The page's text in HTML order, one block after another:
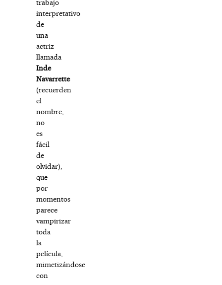
trabajo
interpretativo
de
una
actriz
llamada
Inde
Navarrette
(recuerden
el
nombre,
no
es
fácil
de
olvidar),
que
por
momentos
parece
vampirizar
toda
la
película,
mimetizándose
con